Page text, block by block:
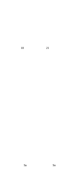
18 21
Sa So